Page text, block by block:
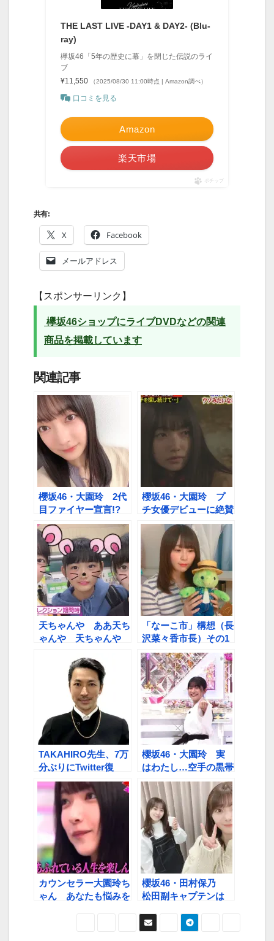
THE LAST LIVE -DAY1 & DAY2- (Blu-
ray)
欅坂46「5年の歴史に幕」を閉じた伝説のライ
ブ
¥11,550
（2025/08/30 11:00時点 | Amazon調べ）
口コミを見る
Amazon
楽天市場
ポチップ
共有:
X Facebook
メールアドレス
【スポンサーリンク】
欅坂46ショップにライブDVDなどの関連
商品を掲載しています
関連記事
櫻坂46・大園玲 2代
目ファイヤー宣言!?
櫻坂46・大園玲 プ
チ女優デビューに絶賛
の声
天ちゃんや ああ天ち
ゃんや 天ちゃんや
の声「うわー、可愛い
「なーこ市」構想（長
沢菜々香市長）その1
TAKAHIRO先生、7万
分ぶりにTwitter復
旧 「麺が伸びるのに
は十分な時間でした」
櫻坂46・大園玲 実
はわたし…空手の黒帯
です 【「なんで言わ
ねえんだよ！！」エピ
ソード①】
カウンセラー大園玲ち
ゃん あなたも悩みを
櫻坂46・田村保乃
松田副キャプテンは